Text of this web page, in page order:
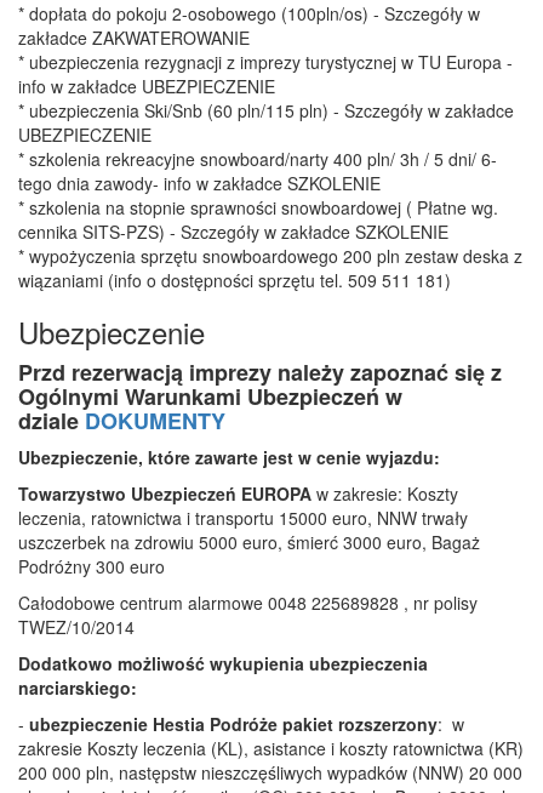
* dopłata do pokoju 2-osobowego (100pln/os) - Szczegóły w
zakładce ZAKWATEROWANIE
* ubezpieczenia rezygnacji z imprezy turystycznej w TU Europa -
info w zakładce UBEZPIECZENIE
* ubezpieczenia Ski/Snb (60 pln/115 pln) - Szczegóły w zakładce
UBEZPIECZENIE
* szkolenia rekreacyjne snowboard/narty 400 pln/ 3h / 5 dni/ 6-
tego dnia zawody- info w zakładce SZKOLENIE
* szkolenia na stopnie sprawności snowboardowej ( Płatne wg.
cennika SITS-PZS) - Szczegóły w zakładce SZKOLENIE
* wypożyczenia sprzętu snowboardowego 200 pln zestaw deska z
wiązaniami (info o dostępności sprzętu tel. 509 511 181)
Ubezpieczenie
Przd rezerwacją imprezy należy zapoznać się z
Ogólnymi Warunkami Ubezpieczeń w
dzialeDOKUMENTY
Ubezpieczenie, które zawarte jest w cenie wyjazdu:
Towarzystwo Ubezpieczeń EUROPA w zakresie: Koszty
leczenia, ratownictwa i transportu 15000 euro, NNW trwały
uszczerbek na zdrowiu 5000 euro, śmierć 3000 euro, Bagaż
Podróżny 300 euro
Całodobowe centrum alarmowe 0048 225689828 , nr polisy
TWEZ/10/2014
Dodatkowo możliwość wykupienia ubezpieczenia
narciarskiego:
- ubezpieczenie Hestia Podróże pakiet rozszerzony: w
zakresie Koszty leczenia (KL), asistance i koszty ratownictwa (KR)
200 000 pln, następstw nieszczęśliwych wypadków (NNW) 20 000